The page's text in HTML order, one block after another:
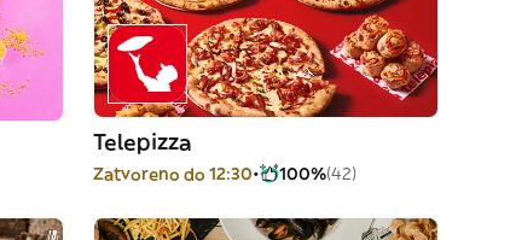
Telepizza
Zatvoreno do 12:30 100%(42)